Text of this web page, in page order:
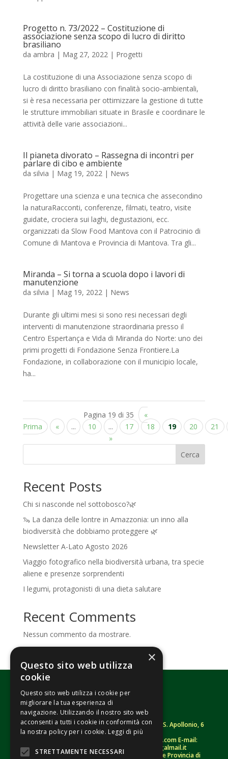
Progetto n. 73/2022 – Costituzione di
associazione senza scopo di lucro di diritto
brasiliano
da ambra | Mag 27, 2022| Progetti
La costituzione di una Associazione senza scopo di
lucro di diritto brasiliano con finalità socio-ambientali,
si è resa necessaria per ottimizzare la gestione di tutte
le strutture immobiliari situate in Brasile e coordinare le
attività delle varie associazioni...
Il pianeta divorato – Rassegna di incontri per
parlare di cibo e ambiente
da silvia | Mag 19, 2022| News
Progettare una scienza e una tecnica che assecondino
la naturaRacconti, conferenze, filmati, teatro, visite
guidate, crociera sui laghi, degustazioni, ecc.
organizzati da Slow Food Mantova con il Patrocinio di
Comune di Mantova e Provincia di Mantova. Tra gli...
Miranda – Si torna a scuola dopo i lavori di
manutenzione
da silvia | Mag 19, 2022| News
Durante gli ultimi mesi si sono resi necessari degli
interventi di manutenzione straordinaria presso il
Centro Espertança e Vida di Miranda do Norte: uno dei
primi progetti di Fondazione Senza Frontiere.La
Fondazione, in collaborazione con il municipio locale,
ha...
Pagina 19 di 35
«
Prima
« ... 10 ... 17 18 19 20
21
»
Cerca
Recent Posts
Chi si nasconde nel sottobosco?🌿
🦦 La danza delle lontre in Amazzonia: un inno alla
biodiversità che dobbiamo proteggere 🌿
Newsletter A-Lato Agosto 2026
Viaggio fotografico nella biodiversità urbana, tra specie
aliene e presenze sorprendenti
I legumi, protagonisti di una dieta salutare
Recent Comments
Nessun commento da mostrare.
Fondazione Senza Frontiere – ETS |Strada S. Apollonio, 6
– 46042 Castel Goffredo (MN)
– Sito: www.senzafrontiere.com E-mail:
tenuapol@gmail.com– Pec:tenuapol@legalmail.it
C. F. 90008460207 – Registro persone giuridiche Provincia di
×
Questo sito web utilizza
cookie
Questo sito web utilizza i cookie per
migliorare la tua esperienza di
navigazione. Utilizzando il nostro sito web
acconsenti a tutti i cookie in conformità con
la nostra policy per i cookie. Leggi di più
STRETTAMENTE NECESSARI